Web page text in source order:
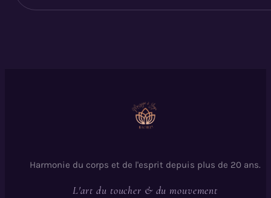
Harmonie du corps et de l'esprit depuis plus de 20 ans.
L'art du toucher & du mouvement